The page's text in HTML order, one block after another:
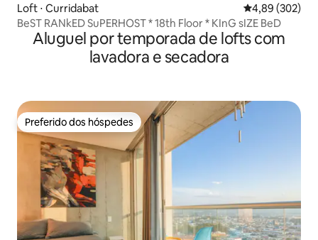
Loft ⋅ Curridabat 4,89 de uma
4,89 (302)
BeST RANkED SuPERHOST * 18th Floor * KInG sIZE BeD
Aluguel por temporada de lofts com
lavadora e secadora
Preferido dos hóspedes
Preferido dos hóspedes